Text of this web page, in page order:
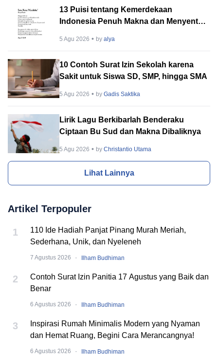
13 Puisi tentang Kemerdekaan
Indonesia Penuh Makna dan Menyentuh
5 Agu 2026 byalya
10 Contoh Surat Izin Sekolah karena
Sakit untuk Siswa SD, SMP, hingga SMA
5 Agu 2026 byGadis Saktika
Lirik Lagu Berkibarlah Benderaku
Ciptaan Bu Sud dan Makna Dibaliknya
5 Agu 2026 byChristantio Utama
Lihat Lainnya
Artikel Terpopuler
1
110 Ide Hadiah Panjat Pinang Murah Meriah,
Sederhana, Unik, dan Nyeleneh
7 Agustus 2026 · Ilham Budhiman
2
Contoh Surat Izin Panitia 17 Agustus yang Baik dan
Benar
6 Agustus 2026 · Ilham Budhiman
3
Inspirasi Rumah Minimalis Modern yang Nyaman
dan Hemat Ruang, Begini Cara Merancangnya!
6 Agustus 2026 · Ilham Budhiman